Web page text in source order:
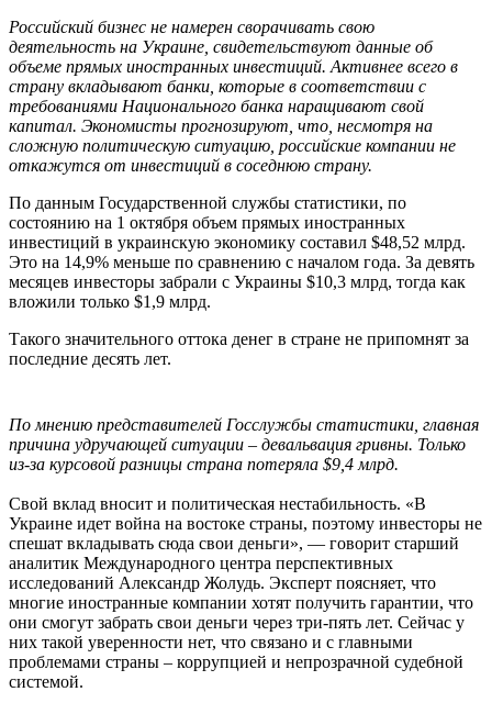
Российский бизнес не намерен сворачивать свою
деятельность на Украине, свидетельствуют данные об
объеме прямых иностранных инвестиций. Активнее всего в
страну вкладывают банки, которые в соответствии с
требованиями Национального банка наращивают свой
капитал. Экономисты прогнозируют, что, несмотря на
сложную политическую ситуацию, российские компании не
откажутся от инвестиций в соседнюю страну.
По данным Государственной службы статистики, по
состоянию на 1 октября объем прямых иностранных
инвестиций в украинскую экономику составил $48,52 млрд.
Это на 14,9% меньше по сравнению с началом года. За девять
месяцев инвесторы забрали с Украины $10,3 млрд, тогда как
вложили только $1,9 млрд.
Такого значительного оттока денег в стране не припомнят за
последние десять лет.
По мнению представителей Госслужбы статистики, главная
причина удручающей ситуации – девальвация гривны. Только
из-за курсовой разницы страна потеряла $9,4 млрд.
Свой вклад вносит и политическая нестабильность. «В
Украине идет война на востоке страны, поэтому инвесторы не
спешат вкладывать сюда свои деньги», — говорит старший
аналитик Международного центра перспективных
исследований Александр Жолудь. Эксперт поясняет, что
многие иностранные компании хотят получить гарантии, что
они смогут забрать свои деньги через три-пять лет. Сейчас у
них такой уверенности нет, что связано и с главными
проблемами страны – коррупцией и непрозрачной судебной
системой.